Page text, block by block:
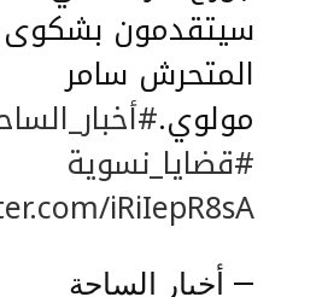
سيتقدمون
المتحرش سامر
مولوي.
#قضايا_نسوية
iRiIepR8sA
— أخبار الساحة